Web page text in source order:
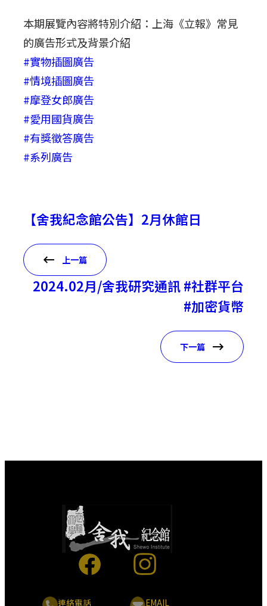
本期展覽內容將特別介紹：上海《立報》常見
的廣告形式及背景介紹
#實物插圖廣告
#情境插圖廣告
#摩登女郎廣告
#愛用國貨廣告
#有獎徵答廣告
#系列廣告
【舍我紀念館公告】2月休館日
上一篇
2024.02月/舍我研究通訊 #社群平台
#加密貨幣
下一篇
連絡電話 EMAIL